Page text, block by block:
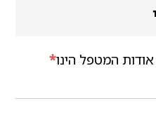
*המטפל הינו